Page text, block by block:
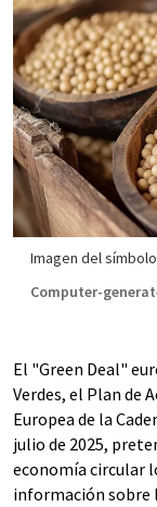
Imagen del símbolo
Computer-
El "Green Deal"
Verdes, el Plan de
Europea de la
julio de 2025,
economía circular
información sobre